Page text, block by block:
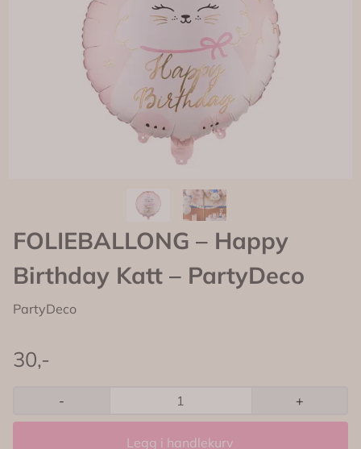
FOLIEBALLONG – Happy
Birthday Katt – PartyDeco
PartyDeco
30,-
- +
Legg i handlekurv